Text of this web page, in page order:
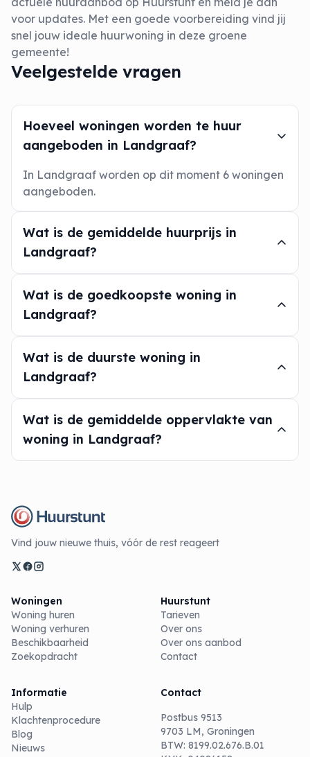
voor updates. Met een goede voorbereiding vind jij
snel jouw ideale huurwoning in deze groene
gemeente!
Veelgestelde vragen
Hoeveel woningen worden te huur
aangeboden in Landgraaf?
In Landgraaf worden op dit moment 6 woningen
aangeboden.
Wat is de gemiddelde huurprijs in
Landgraaf?
Wat is de goedkoopste woning in
Landgraaf?
Wat is de duurste woning in
Landgraaf?
Wat is de gemiddelde oppervlakte van
woning in Landgraaf?
Vind jouw nieuwe thuis, vóór de rest reageert
Woningen
Woning huren
Woning verhuren
Beschikbaarheid
Zoekopdracht
Huurstunt
Tarieven
Over ons
Over ons aanbod
Contact
Informatie
Hulp
Klachtenprocedure
Blog
Nieuws
Contact
Postbus 9513
9703 LM, Groningen
BTW: 8199.02.676.B.01